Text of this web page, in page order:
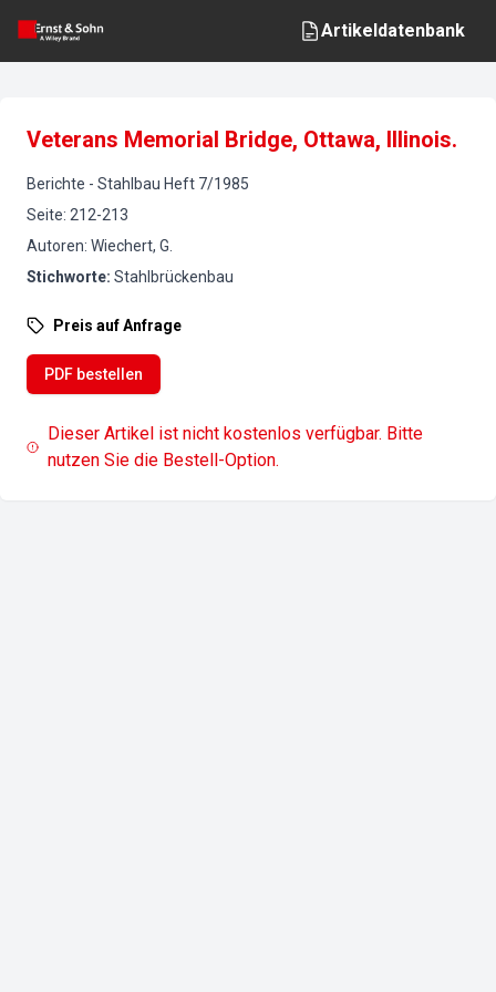
Artikeldatenbank
Veterans Memorial Bridge, Ottawa, Illinois.
Berichte - Stahlbau Heft 7/1985
Seite: 212-213
Autoren: Wiechert, G.
Stichworte: Stahlbrückenbau
Preis auf Anfrage
PDF bestellen
Dieser Artikel ist nicht kostenlos verfügbar. Bitte
nutzen Sie die Bestell-Option.